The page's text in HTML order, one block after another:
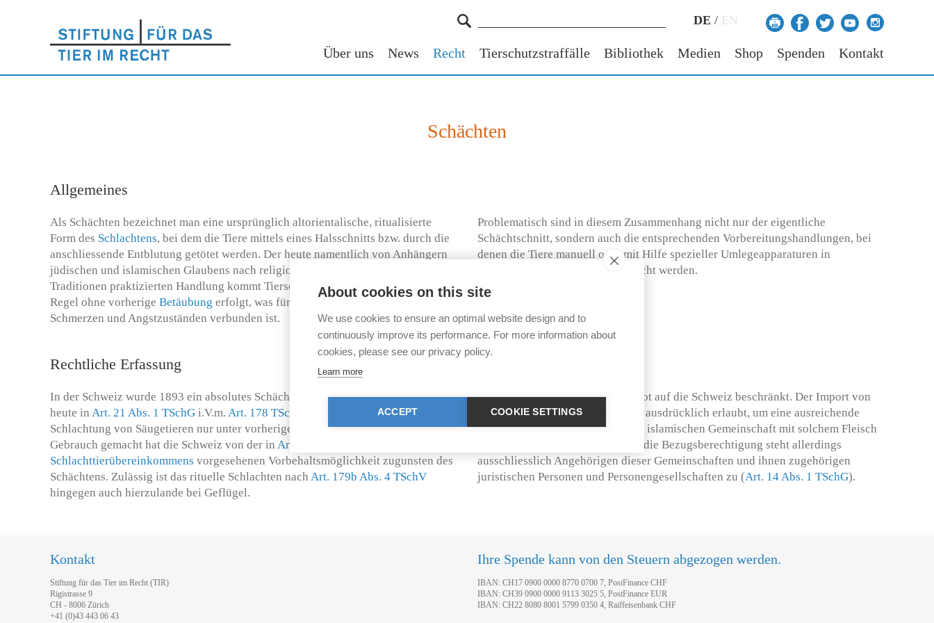
DE / EN
Über uns News Recht Tierschutzstraffälle Bibliothek Medien Shop Spenden Kontakt
Schächten
Allgemeines
Als Schächten bezeichnet man eine ursprünglich altorientalische, ritualisierte
Form des Schlachtens, bei dem die Tiere mittels eines Halsschnitts bzw. durch die
anschliessende Entblutung getötet werden. Der heute namentlich von Anhängern
jüdischen und islamischen Glaubens nach religionsgesetzlichen Vorschriften und
Traditionen praktizierten Handlung kommt Tierschutzrelevanz zu, weil sie in der
Regel ohne vorherige Betäubung erfolgt, was für die Tiere mit erheblichen
Schmerzen und Angstzuständen verbunden ist.
Problematisch sind in diesem Zusammenhang nicht nur der eigentliche
Schächtschnitt, sondern auch die entsprechenden Vorbereitungshandlungen, bei
denen die Tiere manuell oder mit Hilfe spezieller Umlegeapparaturen in
widernatürliche Positionen gebracht werden.
Rechtliche Erfassung
In der Schweiz wurde 1893 ein absolutes Schächtverbot eingeführt. Dieses ist
heute in Art. 21 Abs. 1 TSchG i.V.m. Art. 178 TSchV
verankert, wonach die
Schlachtung von Säugetieren nur unter vorheriger Betäubung erlaubt ist. Keinen
Gebrauch gemacht hat die Schweiz von der in Art. 17 des Europäischen
Schlachttierübereinkommens vorgesehenen Vorbehaltsmöglichkeit zugunsten des
Schächtens. Zulässig ist das rituelle Schlachten nach Art. 179b Abs. 4 TSchV
hingegen auch hierzulande bei Geflügel.
Territorial bleibt das Schächtverbot auf die Schweiz beschränkt. Der Import von
Koscher- und von Halalfleisch ist ausdrücklich erlaubt, um eine ausreichende
Versorgung der jüdischen und der islamischen Gemeinschaft mit solchem Fleisch
sicherzustellen. Die Einfuhr- und die Bezugsberechtigung steht allerdings
ausschliesslich Angehörigen dieser Gemeinschaften und ihnen zugehörigen
juristischen Personen und Personengesellschaften zu (Art. 14 Abs. 1 TSchG).
Kontakt
Stiftung für das Tier im Recht (TIR)
Rigistrasse 9
CH - 8006 Zürich
+41 (0)43 443 06 43
Ihre Spende kann von den Steuern abgezogen werden.
IBAN: CH17 0900 0000 8770 0700 7, PostFinance CHF
IBAN: CH39 0900 0000 9113 3025 5, PostFinance EUR
IBAN: CH22 8080 8001 5799 0350 4, Raiffeisenbank CHF
About cookies on this site
We use cookies to ensure an optimal website design and to
continuously improve its performance. For more information about
cookies, please see our privacy policy.
Learn more
ACCEPT COOKIE SETTINGS